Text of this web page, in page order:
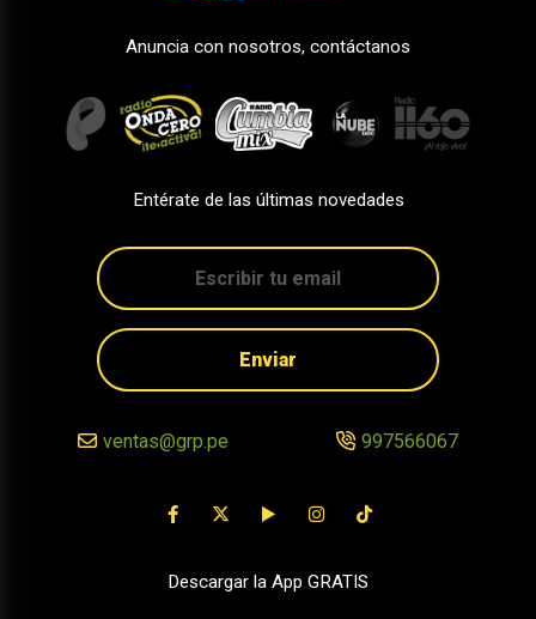
Anuncia con nosotros, contáctanos
Entérate de las últimas novedades
Enviar
ventas@grp.pe 997566067
Descargar la App GRATIS